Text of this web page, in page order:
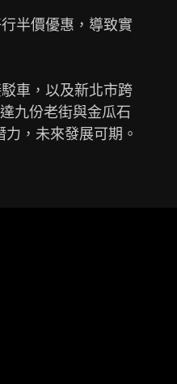
半價優惠，導致實
車，以及新北市跨
九份老街與金瓜石
，未來發展可期。